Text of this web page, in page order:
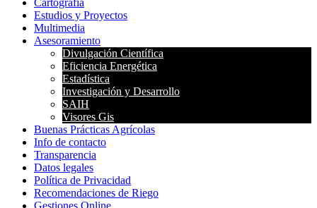
Cartografía
Estudios y Proyectos
Multimedia
Asesoramiento
Divulgación Científica
Eficiencia Energética
Estadística
Investigación y Desarrollo
SAIH
Visores Gis
Buenas Prácticas Agrícolas
Info de contacto
Transparencia
Datos legales
Política de Privacidad
Recomendaciones de Riego
Gestiones Online